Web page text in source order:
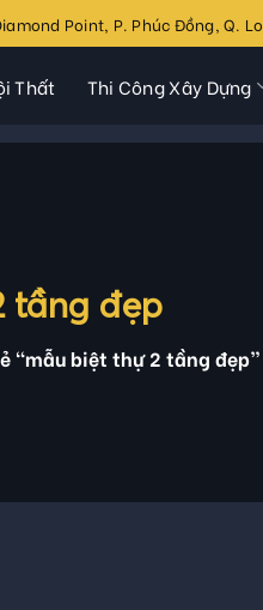
Point, P. Phúc Đồng, Q.
Thất Thi Công Xây Dựng
tầng đẹp
“mẫu biệt thự 2 tầng đẹp”